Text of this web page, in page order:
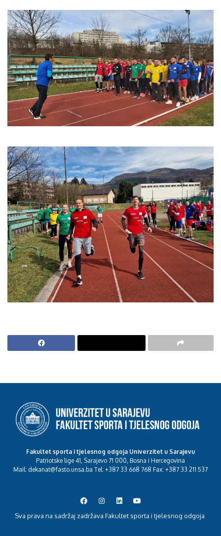
Fakultet sporta i tjelesnog odgoja Univerzitet u Sarajevu
Patriotske lige 41, Sarajevo 71 000, Bosna i Hercegovina
Mail: dekanat@fasto.unsa.ba Tel: +387 33 668 768 Fax: +387 33 211 537
Sva prava na sadržaj zadržava Fakultet sporta i tjelesnog odgoja